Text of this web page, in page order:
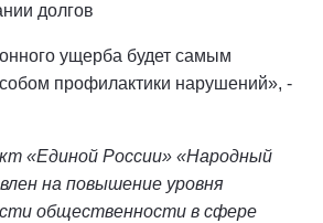
долгов
ущерба будет самым
профилактики нарушений», -
«Единой России» «Народный
на повышение уровня
общественности в сфере